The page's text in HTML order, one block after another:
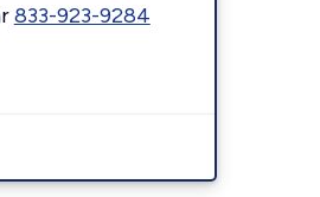
833-923-9284